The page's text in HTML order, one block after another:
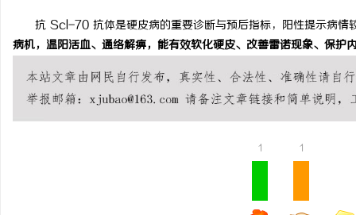
抗 Scl-70 抗体是硬皮病的重要诊断与预后指标，阳性提示病情
病机，温阳活血、通络解痹，能有效软化硬皮、改善雷诺现象、保
1 1